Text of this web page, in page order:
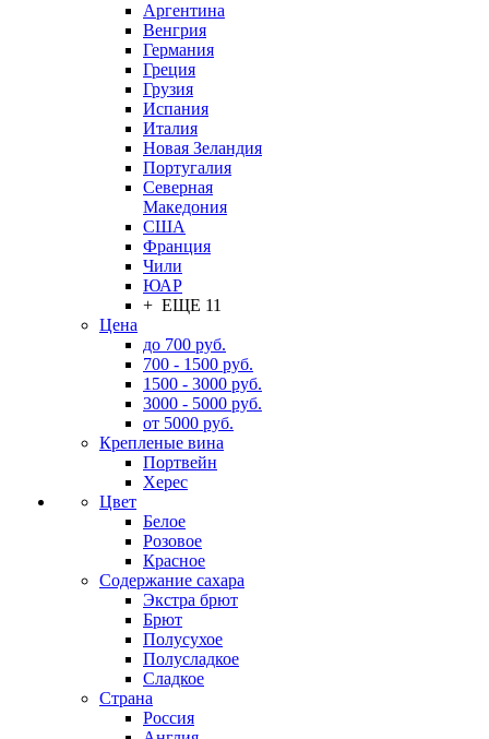
Аргентина
Венгрия
Германия
Греция
Грузия
Испания
Италия
Новая Зеландия
Португалия
Северная
Македония
США
Франция
Чили
ЮАР
+ ЕЩЕ 11
Цена
до 700 руб.
700 - 1500 руб.
1500 - 3000 руб.
3000 - 5000 руб.
от 5000 руб.
Крепленые вина
Портвейн
Херес
Цвет
Белое
Розовое
Красное
Содержание сахара
Экстра брют
Брют
Полусухое
Полусладкое
Сладкое
Страна
Россия